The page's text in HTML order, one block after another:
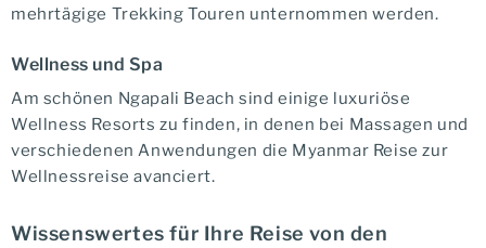
mehrtägige Trekking Touren unternommen werden.
Wellness und Spa
Am schönen Ngapali Beach sind einige luxuriöse
Wellness Resorts zu finden, in denen bei Massagen und
verschiedenen Anwendungen die Myanmar Reise zur
Wellnessreise avanciert.
Wissenswertes für Ihre Reise von den